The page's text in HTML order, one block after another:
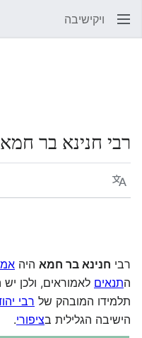
ויקישיבה
רבי חנינא בר חמא
שפה
רבי חנינא בר חמא היה
התנאים לאמוראים, ולכן
תלמידו המובהק של רבי
הישיבה הגלילית בציפורי.